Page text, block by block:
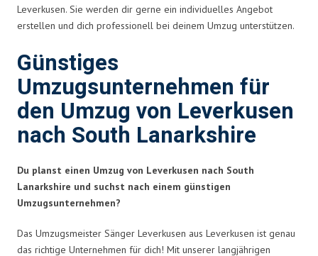
Leverkusen. Sie werden dir gerne ein individuelles Angebot
erstellen und dich professionell bei deinem Umzug unterstützen.
Günstiges
Umzugsunternehmen für
den Umzug von Leverkusen
nach South Lanarkshire
Du planst einen Umzug von Leverkusen nach South
Lanarkshire und suchst nach einem günstigen
Umzugsunternehmen?
Das Umzugsmeister Sänger Leverkusen aus Leverkusen ist genau
das richtige Unternehmen für dich! Mit unserer langjährigen